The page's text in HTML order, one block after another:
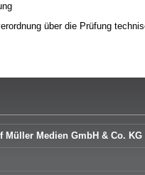
über die Prüfung
Müller Medien GmbH & Co. KG